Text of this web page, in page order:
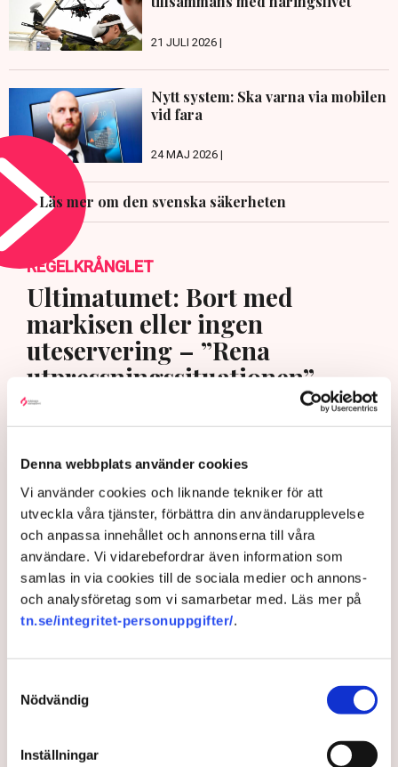
Denna webbplats använder cookies
Vi använder cookies och liknande tekniker för att
utveckla våra tjänster, förbättra din användarupplevelse
och anpassa innehållet och annonserna till våra
användare. Vi vidarebefordrar även information som
samlas in via cookies till de sociala medier och annons-
och analysföretag som vi samarbetar med. Läs mer på
tn.se/integritet-personuppgifter/.
Nödvändig
Inställningar
21 JULI 2026 |
Nytt system: Ska varna via mobilen
vid fara
24 MAJ 2026 |
Läs mer om den svenska säkerheten
REGELKRÅNGLET
Ultimatumet: Bort med
markisen eller ingen
uteservering – ”Rena
utpressningssituationen”
”Riktlinjerna gäller ju redan nu så min markis med ben är inte
Norrköping. Bild: Privat
Uteserveringen skulle ha öppnat i
rad. Men kommunens plötsligt ändrade